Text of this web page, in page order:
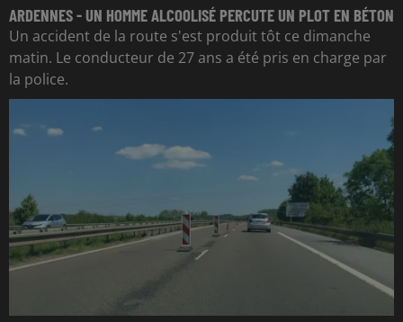
ARDENNES - UN HOMME ALCOOLISÉ PERCUTE UN PLOT EN BÉTON
Un accident de la route s'est produit tôt ce dimanche
matin. Le conducteur de 27 ans a été pris en charge par
la police.